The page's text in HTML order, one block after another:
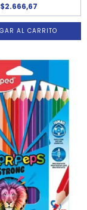
$2.666,67